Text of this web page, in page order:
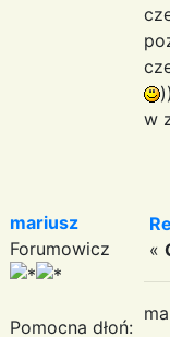
w
mariusz
Forumowicz
Pomocna dłoń:
«